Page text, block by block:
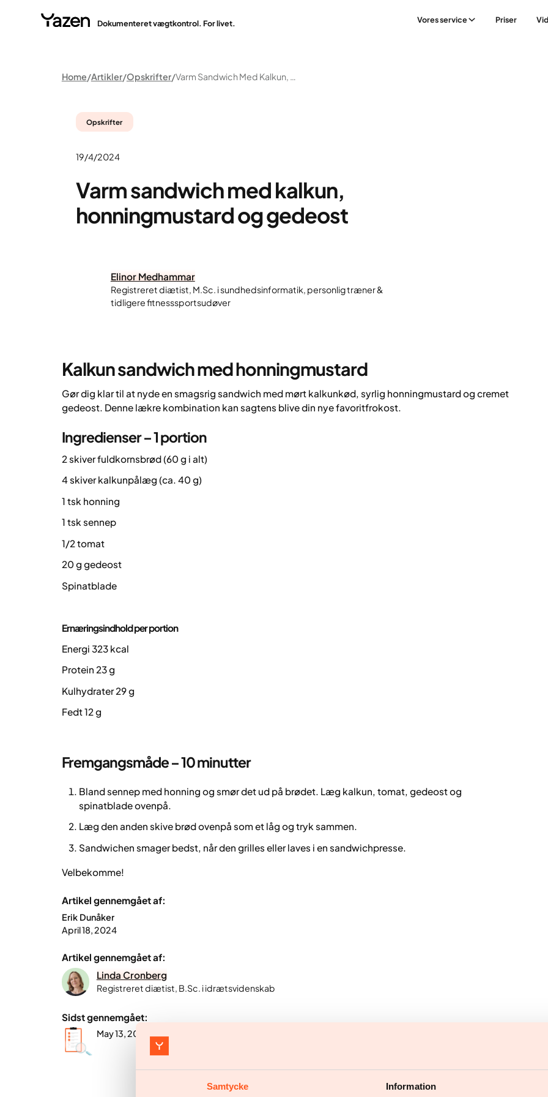
Samtycke Information
Dokumenteret vægtkontrol. For livet. Vores service Priser
Home Artikler Opskrifter Varm Sandwich Med Kalkun, Honningmustard Og Gedeost
Opskrifter
19/4/2024
Varm sandwich med kalkun,
honningmustard og gedeost
Elinor Medhammar
Registreret diætist, M.Sc. i sundhedsinformatik, personlig træner &
tidligere fitnesssportsudøver
Kalkun sandwich med honningmustard
Gør dig klar til at nyde en smagsrig sandwich med mørt kalkunkød, syrlig honningmustard og cremet
gedeost. Denne lækre kombination kan sagtens blive din nye favoritfrokost.
Ingredienser – 1 portion
2 skiver fuldkornsbrød (60 g i alt)
4 skiver kalkunpålæg (ca. 40 g)
1 tsk honning
1 tsk sennep
1/2 tomat
20 g gedeost
Spinatblade
Ernæringsindhold per portion
Energi 323 kcal
Protein 23 g
Kulhydrater 29 g
Fedt 12 g
Fremgangsmåde – 10 minutter
Bland sennep med honning og smør det ud på brødet. Læg kalkun, tomat, gedeost og
spinatblade ovenpå.
Læg den anden skive brød ovenpå som et låg og tryk sammen.
Sandwichen smager bedst, når den grilles eller laves i en sandwichpresse.
Velbekomme!
Artikel gennemgået af:
Erik Dunåker
April 18, 2024
Artikel gennemgået af:
Linda Cronberg
Registreret diætist, B.Sc. i idrætsvidenskab
Sidst gennemgået:
May 13, 2026